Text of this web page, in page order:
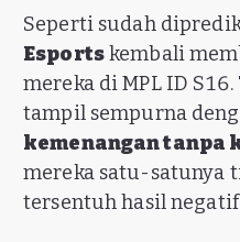
Seperti sudah
Esportskembali
mereka di MPL ID
tampil sempurna
kemenangan tanpa
mereka satu-satunya
tersentuh hasil